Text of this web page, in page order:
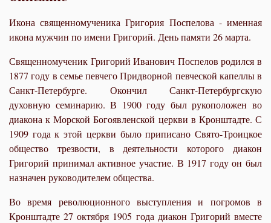
Икона священномученика Григория Поспелова - именная
икона мужчин по имени Григорий. День памяти 26 марта.
Священномученик Григорий Иванович Поспелов родился в
1877 году в семье певчего Придворной певческой капеллы в
Санкт-Петербурге. Окончил Санкт-Петербургскую
духовную семинарию. В 1900 году был рукоположен во
диакона к Морской Богоявленской церкви в Кронштадте. С
1909 года к этой церкви было приписано Свято-Троицкое
общество трезвости, в деятельности которого диакон
Григорий принимал активное участие. В 1917 году он был
назначен руководителем общества.
Во время революционного выступления и погромов в
Кронштадте 27 октября 1905 года диакон Григорий вместе